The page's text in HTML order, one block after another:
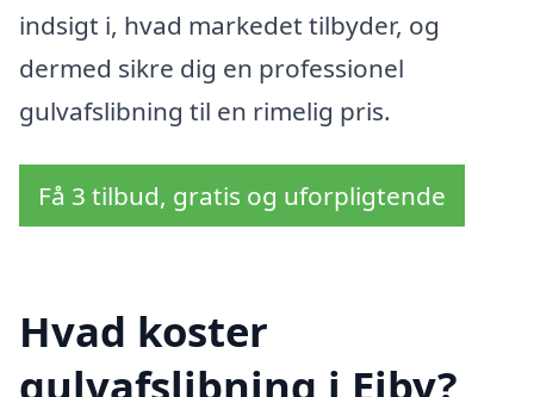
indsigt i, hvad markedet tilbyder, og
dermed sikre dig en professionel
gulvafslibning til en rimelig pris.
Få 3 tilbud, gratis og uforpligtende
Hvad koster